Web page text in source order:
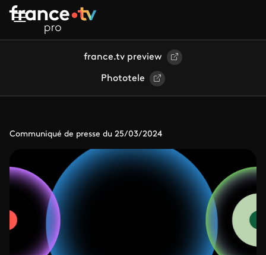
Aller au contenu principal
france.tv preview
Phototele
Communiqué de presse du 25/03/2024